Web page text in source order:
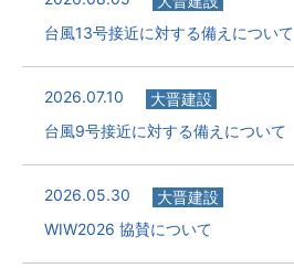
台風13号接近に対する備えについて
2026.07.10
大晋建設
台風9号接近に対する備えについて
2026.05.30
大晋建設
WIW2026 協賛について